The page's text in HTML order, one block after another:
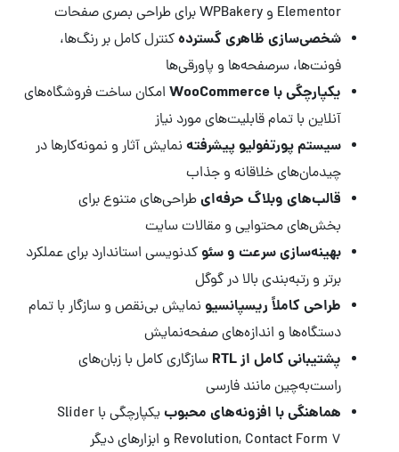
Elementor و WPBakery برای طراحی بصری صفحات
شخصی‌سازی ظاهری گستردهکنترل کامل بر رنگ‌ها،
فونت‌ها، سرصفحه‌ها و پاورقی‌ها
یکپارچگی با WooCommerce
امکان ساخت فروشگاه‌های
آنلاین با تمام قابلیت‌های مورد نیاز
سیستم پورتفولیو پیشرفته نمایش آثار و نمونه‌کارها در
چیدمان‌های خلاقانه و جذاب
قالب‌های وبلاگ حرفه‌ایطراحی‌های متنوع برای
بخش‌های محتوایی و مقالات سایت
بهینه‌سازی سرعت و سئو کدنویسی استاندارد برای عملکرد
برتر و رتبه‌بندی بالا در گوگل
طراحی کاملاً ریسپانسیو نمایش بی‌نقص و سازگار با تمام
دستگاه‌ها و اندازه‌های صفحه‌نمایش
پشتیبانی کامل از RTL
سازگاری کامل با زبان‌های
راست‌به‌چین مانند فارسی
هماهنگی با افزونه‌های محبوب
یکپارچگی با Slider
Revolution, Contact Form 7 و ابزارهای دیگر